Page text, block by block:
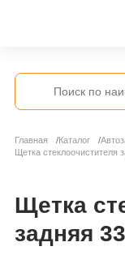
Главная Каталог
Щетка стеклоочистителя
Щетка
задняя